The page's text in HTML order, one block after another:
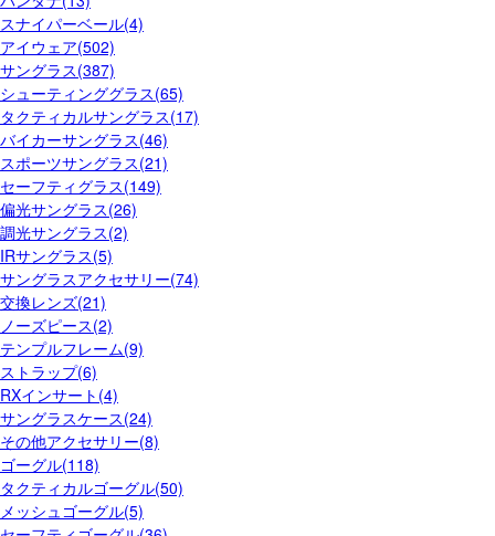
スナイパーベール(4)
アイウェア(502)
サングラス(387)
シューティンググラス(65)
タクティカルサングラス(17)
バイカーサングラス(46)
スポーツサングラス(21)
セーフティグラス(149)
偏光サングラス(26)
調光サングラス(2)
IRサングラス(5)
サングラスアクセサリー(74)
交換レンズ(21)
ノーズピース(2)
テンプルフレーム(9)
ストラップ(6)
RXインサート(4)
サングラスケース(24)
その他アクセサリー(8)
ゴーグル(118)
タクティカルゴーグル(50)
メッシュゴーグル(5)